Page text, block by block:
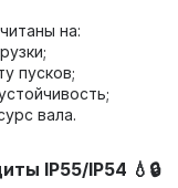
на:
пусков;
вала.
IP55/IP54 💧🔒